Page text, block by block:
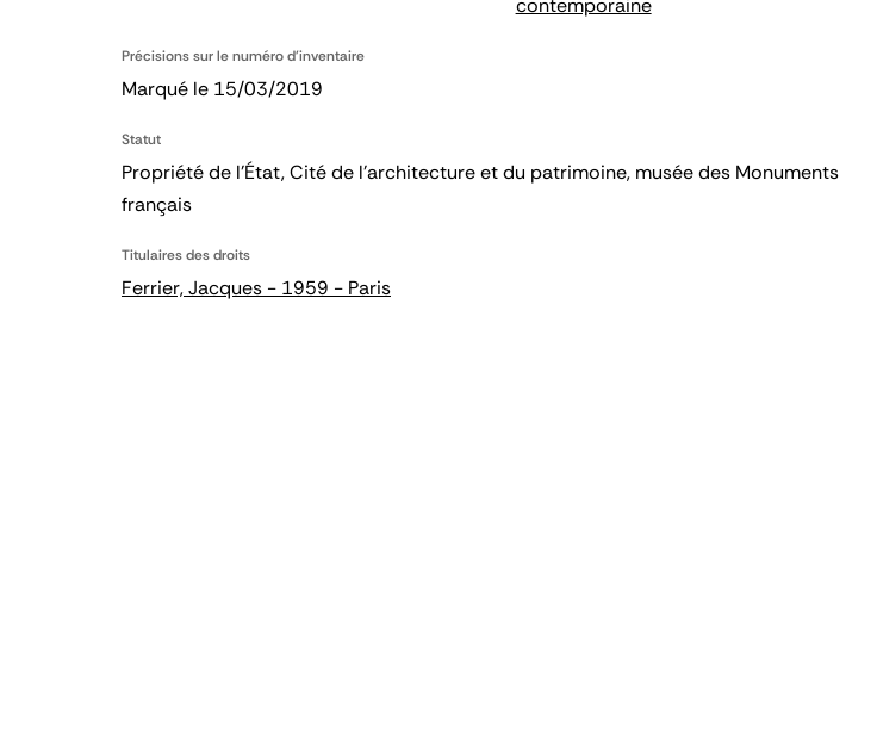
contemporaine
Précisions sur le numéro d'inventaire
Marqué le 15/03/2019
Statut
Propriété de l’État, Cité de l’architecture et du patrimoine, musée des Monuments
français
Titulaires des droits
Ferrier, Jacques - 1959 - Paris